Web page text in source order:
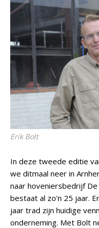
Erik Bolt
In deze tweede editie
we ditmaal neer in
naar hoveniersbedrijf
bestaat al zo'n 25 jaar.
jaar trad zijn huidige
onderneming. Met Bolt